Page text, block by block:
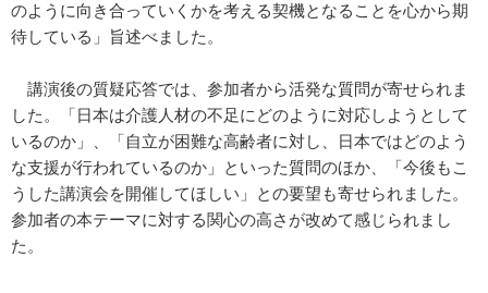
のように向き合っていくかを考える契機となることを心から期
待している」旨述べました。
講演後の質疑応答では、参加者から活発な質問が寄せられま
した。「日本は介護人材の不足にどのように対応しようとして
いるのか」、「自立が困難な高齢者に対し、日本ではどのよう
な支援が行われているのか」といった質問のほか、「今後もこ
うした講演会を開催してほしい」との要望も寄せられました。
参加者の本テーマに対する関心の高さが改めて感じられまし
た。